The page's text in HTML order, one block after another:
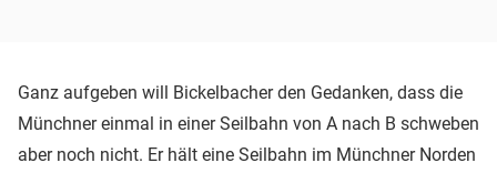
Ganz aufgeben will Bickelbacher den Gedanken, dass die
Münchner einmal in einer Seilbahn von A nach B schweben
aber noch nicht. Er hält eine Seilbahn im Münchner Norden